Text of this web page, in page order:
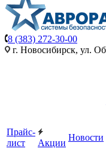
8 (383) 272-30-00
г. Новосибирск, ул.
Прайс-
лист
Акции
Новости